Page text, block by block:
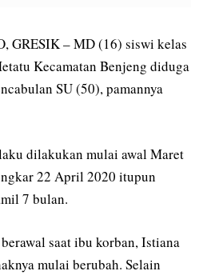
GRESIK – MD (16) siswi kelas
Kecamatan Benjeng diduga
SU (50), pamannya
dilakukan mulai awal Maret
22 April 2020 itupun
7 bulan.
saat ibu korban, Istiana
mulai berubah. Selain